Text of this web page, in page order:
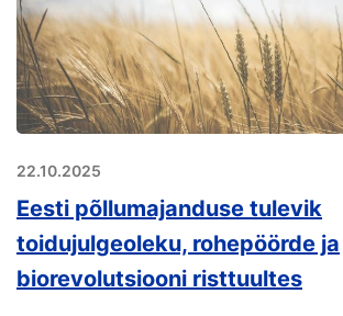
22.10.2025
Eesti põllumajanduse tulevik
toidujulgeoleku, rohepöörde ja
biorevolutsiooni risttuultes